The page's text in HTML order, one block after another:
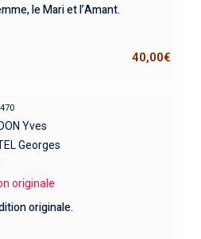
le Mari et l’Amant.
40,00€
Yves
Georges
originale
originale.